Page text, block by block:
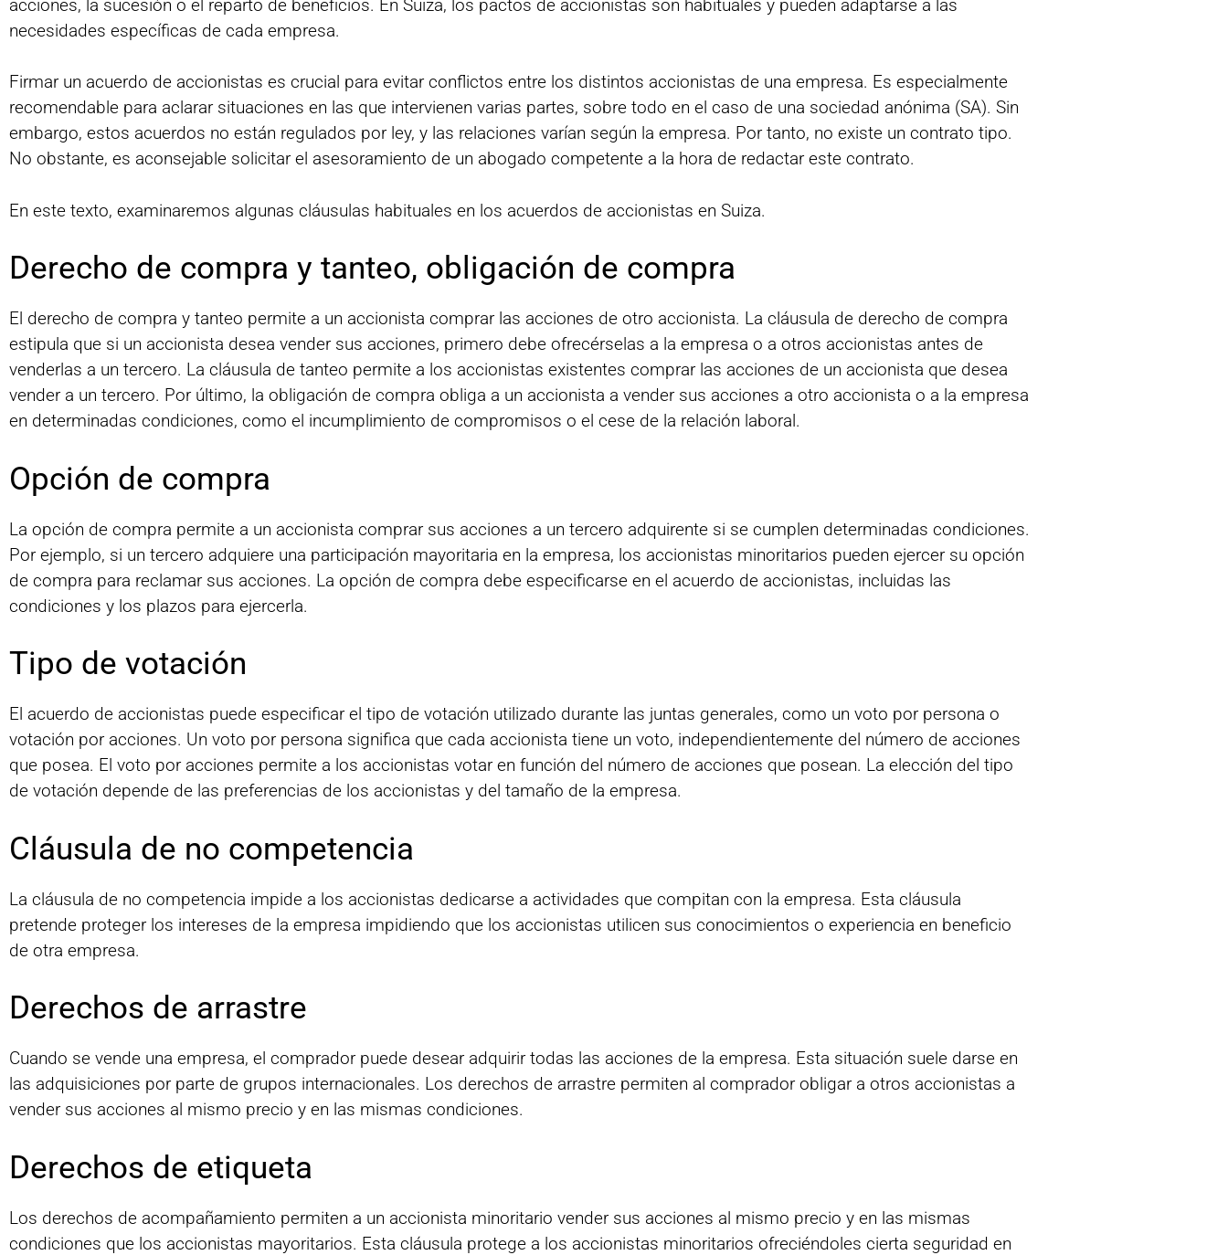
acciones, la sucesión o el reparto de beneficios. En Suiza, los pactos de accionistas son habituales y pueden adaptarse a las
necesidades específicas de cada empresa.
Firmar un acuerdo de accionistas es crucial para evitar conflictos entre los distintos accionistas de una empresa. Es especialmente
recomendable para aclarar situaciones en las que intervienen varias partes, sobre todo en el caso de una sociedad anónima (SA). Sin
embargo, estos acuerdos no están regulados por ley, y las relaciones varían según la empresa. Por tanto, no existe un contrato tipo.
No obstante, es aconsejable solicitar el asesoramiento de un abogado competente a la hora de redactar este contrato.
En este texto, examinaremos algunas cláusulas habituales en los acuerdos de accionistas en Suiza.
Derecho de compra y tanteo, obligación de compra
El derecho de compra y tanteo permite a un accionista comprar las acciones de otro accionista. La cláusula de derecho de compra
estipula que si un accionista desea vender sus acciones, primero debe ofrecérselas a la empresa o a otros accionistas antes de
venderlas a un tercero. La cláusula de tanteo permite a los accionistas existentes comprar las acciones de un accionista que desea
vender a un tercero. Por último, la obligación de compra obliga a un accionista a vender sus acciones a otro accionista o a la empresa
en determinadas condiciones, como el incumplimiento de compromisos o el cese de la relación laboral.
Opción de compra
La opción de compra permite a un accionista comprar sus acciones a un tercero adquirente si se cumplen determinadas condiciones.
Por ejemplo, si un tercero adquiere una participación mayoritaria en la empresa, los accionistas minoritarios pueden ejercer su opción
de compra para reclamar sus acciones. La opción de compra debe especificarse en el acuerdo de accionistas, incluidas las
condiciones y los plazos para ejercerla.
Tipo de votación
El acuerdo de accionistas puede especificar el tipo de votación utilizado durante las juntas generales, como un voto por persona o
votación por acciones. Un voto por persona significa que cada accionista tiene un voto, independientemente del número de acciones
que posea. El voto por acciones permite a los accionistas votar en función del número de acciones que posean. La elección del tipo
de votación depende de las preferencias de los accionistas y del tamaño de la empresa.
Cláusula de no competencia
La cláusula de no competencia impide a los accionistas dedicarse a actividades que compitan con la empresa. Esta cláusula
pretende proteger los intereses de la empresa impidiendo que los accionistas utilicen sus conocimientos o experiencia en beneficio
de otra empresa.
Derechos de arrastre
Cuando se vende una empresa, el comprador puede desear adquirir todas las acciones de la empresa. Esta situación suele darse en
las adquisiciones por parte de grupos internacionales. Los derechos de arrastre permiten al comprador obligar a otros accionistas a
vender sus acciones al mismo precio y en las mismas condiciones.
Derechos de etiqueta
Los derechos de acompañamiento permiten a un accionista minoritario vender sus acciones al mismo precio y en las mismas
condiciones que los accionistas mayoritarios. Esta cláusula protege a los accionistas minoritarios ofreciéndoles cierta seguridad en